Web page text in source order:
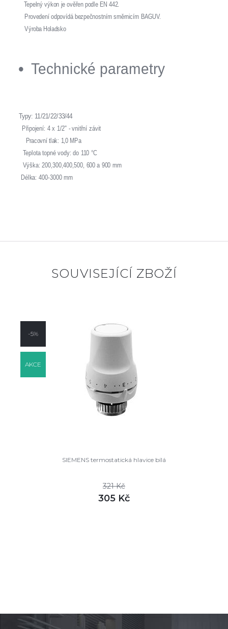
Tepelný výkon je ověřen podle EN 442.
Provedení odpovídá bezpečnostním směrnicím BAGUV.
Výroba Holadsko
Technické parametry
Typy: 11/21/22/33/44
Připojení: 4 x 1/2" - vnitřní závit
Pracovní tlak: 1,0 MPa
Teplota topné vody: do 110 °C
Výška: 200,300,400,500, 600 a 900 mm
Délka: 400-3000 mm
SOUVISEJÍCÍ ZBOŽÍ
-5%
AKCE
SIEMENS termostatická hlavice bílá
321 Kč
305 Kč